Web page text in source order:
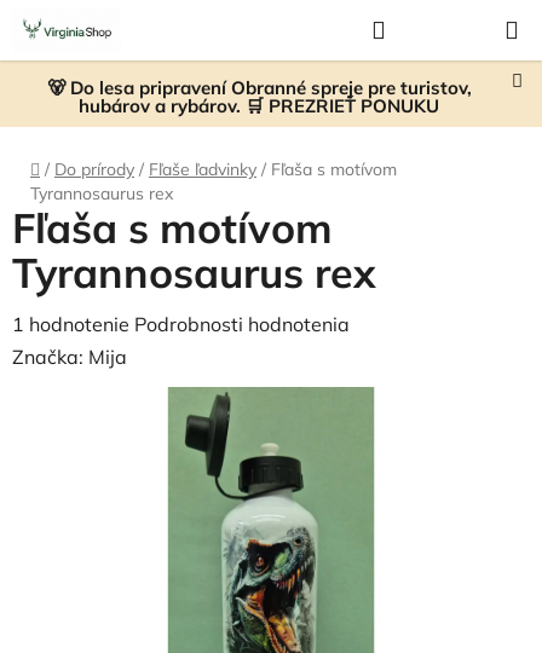
Prejsť
obsah
🐻 Do lesa pripravení Obranné spreje pre turistov,
hubárov a rybárov. 🛒 PREZRIEŤ PONUKU
KOŠÍK
Domov
/ Do prírody / Fľaše ľadvinky / Fľaša s motívom
Tyrannosaurus rex
Fľaša s motívom
Tyrannosaurus rex
Priemerné
hodnotenie
1 hodnotenie Podrobnosti hodnotenia
Značka: Mija